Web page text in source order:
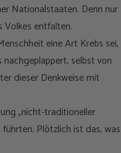
Nationalstaaten. Denn nur
Volkes entfalten.
eine Art Krebs sei,
selbst von
dieser Denkweise mit
„nicht-traditioneller
Plötzlich ist das, was